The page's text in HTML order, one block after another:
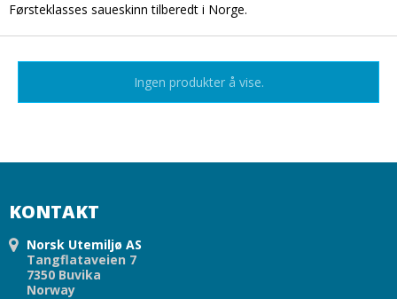
Førsteklasses saueskinn tilberedt i Norge.
Ingen produkter å vise.
KONTAKT
Norsk Utemiljø AS
Tangflataveien 7
7350 Buvika
Norway